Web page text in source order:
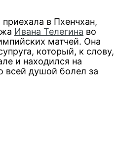
в Пхенчхан,
Ивана Телегина во
матчей. Она
который, к слову,
и находился на
всей душой болел за